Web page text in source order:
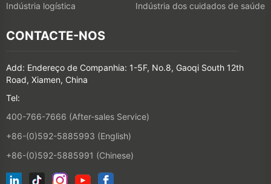
Indústria logística
Indústria dos cuidados de saúde
CONTACTE-NOS
Add: Endereço de Companhia: 1-5F, No.8, Gaoqi South 12th
Road, Xiamen, China
Tel:
400-766-7666 (After-sales Service)
+86-(0)592-5885993 (English)
+86-(0)592-5885991 (Chinese)